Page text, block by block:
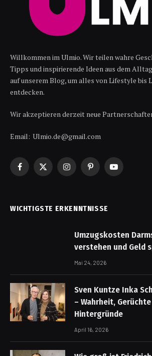
Willkommen im Ulmio. Wir teilen wahre
Tipps und inspirierende Ideen aus dem
auf unserem Blog, um alles von Lifestyle bis
entdecken.
Wir akzeptieren derzeit neue
Email: Ulmio.de@gmail.com
Facebook
X
InstagramPinterestYouTube
WICHTIGSTE ERKENNTNISSE
Umzugskosten
verstehen und Geld
Mai 24, 2026
Sven Kuntze Inka
– Wahrheit,
Hintergründe
April 16, 2026